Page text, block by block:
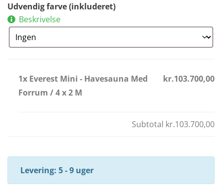
Udvendig farve (inkluderet)
Beskrivelse
1x Everest Mini - Havesauna Med
Forrum / 4 x 2 M
kr.103.700,00
Subtotal kr.103.700,00
Levering: 5 - 9 uger